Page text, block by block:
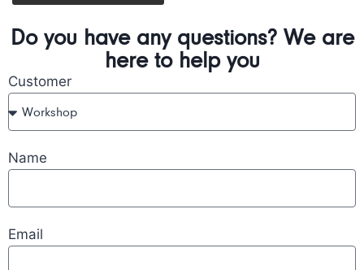
Do you have any questions? We are
here to help you
Customer
Name
Email